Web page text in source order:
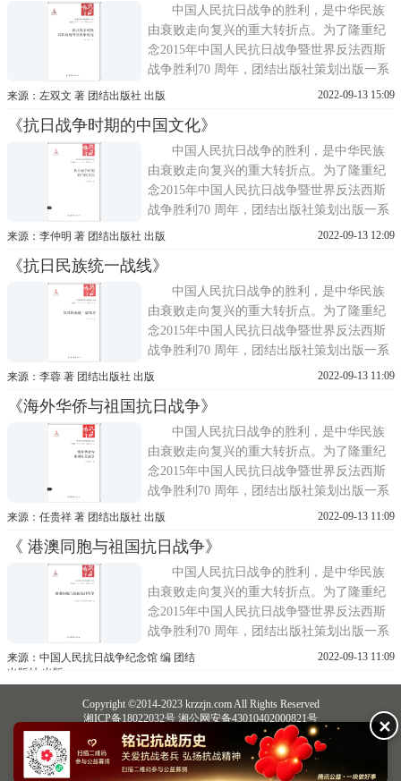
战争与中华民族复兴》系列丛书由海峡两岸
历史学者共同完成。中国
中国人民抗日战争的胜利，是中华民族
由衰败走向复兴的重大转折点。为了隆重纪
念2015年中国人民抗日战争暨世界反法西斯
战争胜利70 周年，团结出版社策划出版一系
列优秀的抗战类图书。海峡两岸抗战史权威
——《抗日战争与中华民族复兴》。《抗日
战争与中华民族复兴》系列丛书由海峡两岸
历史学者共同完成。中国
来源：左双文 著 团结出版社 出版 2022-09-13 15:09
《抗日战争时期的中国文化》
中国人民抗日战争的胜利，是中华民族
由衰败走向复兴的重大转折点。为了隆重纪
念2015年中国人民抗日战争暨世界反法西斯
战争胜利70 周年，团结出版社策划出版一系
列优秀的抗战类图书。海峡两岸抗战史权威
——《抗日战争与中华民族复兴》。《抗日
战争与中华民族复兴》系列丛书由海峡两岸
历史学者共同完成。中国
来源：李仲明 著 团结出版社 出版 2022-09-13 12:09
《抗日民族统一战线》
中国人民抗日战争的胜利，是中华民族
由衰败走向复兴的重大转折点。为了隆重纪
念2015年中国人民抗日战争暨世界反法西斯
战争胜利70 周年，团结出版社策划出版一系
列优秀的抗战类图书。海峡两岸抗战史权威
——《抗日战争与中华民族复兴》。《抗日
战争与中华民族复兴》系列丛书由海峡两岸
历史学者共同完成。中国
来源：李蓉 著 团结出版社 出版 2022-09-13 11:09
《海外华侨与祖国抗日战争》
中国人民抗日战争的胜利，是中华民族
由衰败走向复兴的重大转折点。为了隆重纪
念2015年中国人民抗日战争暨世界反法西斯
战争胜利70 周年，团结出版社策划出版一系
列优秀的抗战类图书。海峡两岸抗战史权威
——《抗日战争与中华民族复兴》。《抗日
战争与中华民族复兴》系列丛书由海峡两岸
历史学者共同完成。中国
来源：任贵祥 著 团结出版社 出版 2022-09-13 11:09
《 港澳同胞与祖国抗日战争》
中国人民抗日战争的胜利，是中华民族
由衰败走向复兴的重大转折点。为了隆重纪
念2015年中国人民抗日战争暨世界反法西斯
战争胜利70 周年，团结出版社策划出版一系
列优秀的抗战类图书。海峡两岸抗战史权威
战争与中华民族复兴》系列丛书由海峡两岸
历史学者共同完成。中国
来源：中国人民抗日战争纪念馆 编 团结
出版社 出版
2022-09-13 11:09
Copyright ©2014-2023 krzzjn.com All Rights Reserved
湘ICP备18022032号 湘公网安备43010402000821号
中央网信办违法和不良信息举报中心
长沙市互联网违法和不良信息举报中心
不良信息举报电话：0731-85531328 19198230121（微信同号）
纠错电话：18182129125 15116420702
QQ：2652168198
✕